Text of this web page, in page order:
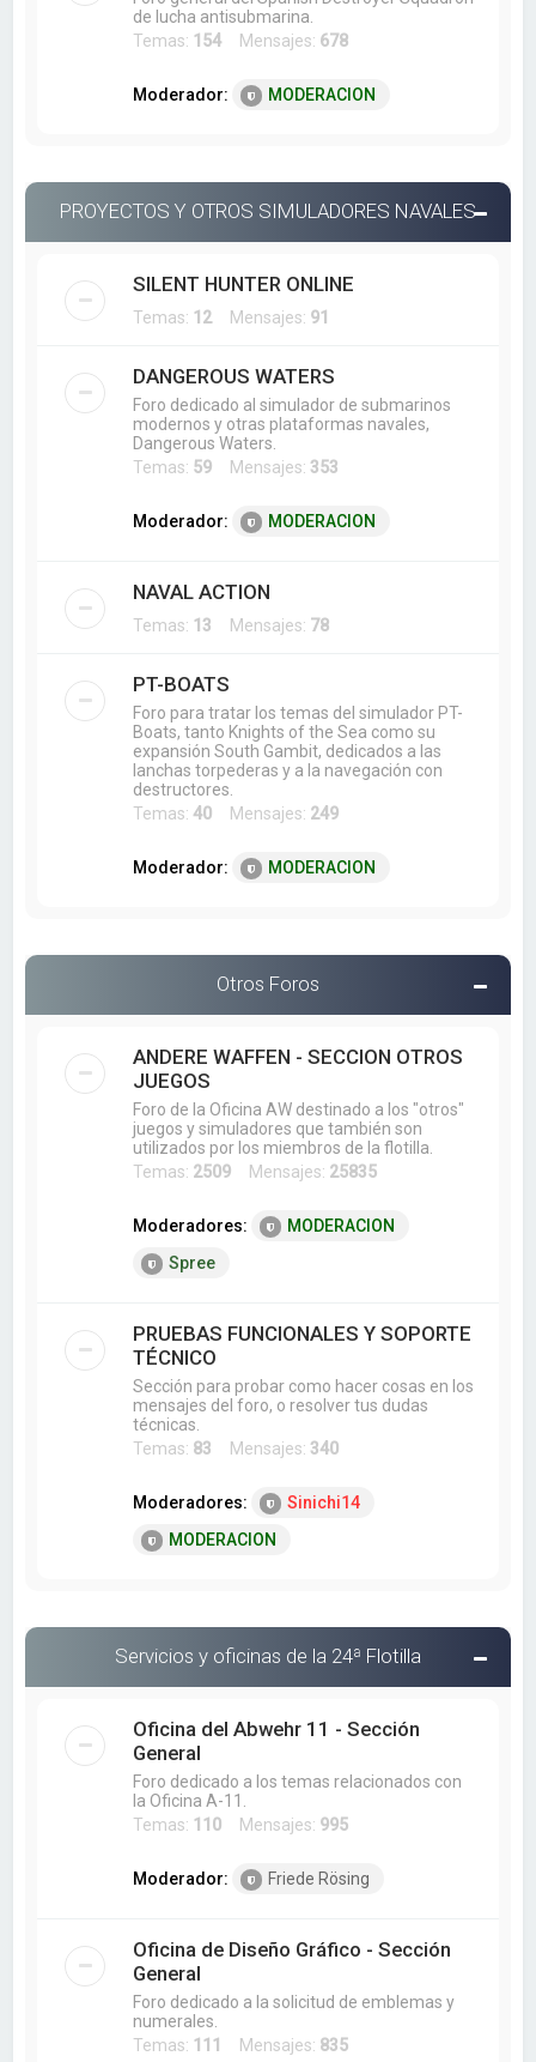
de lucha antisubmarina.
Temas: 154 Mensajes: 678
Moderador: MODERACION
PROYECTOS Y OTROS SIMULADORES NAVALES
SILENT HUNTER ONLINE
Temas: 12Mensajes: 91
DANGEROUS WATERS
Foro dedicado al simulador de submarinos
modernos y otras plataformas navales,
Dangerous Waters.
Temas: 59 Mensajes: 353
Moderador: MODERACION
NAVAL ACTION
Temas: 13 Mensajes: 78
PT-BOATS
Foro para tratar los temas del simulador PT-
Boats, tanto Knights of the Sea como su
expansión South Gambit, dedicados a las
lanchas torpederas y a la navegación con
destructores.
Temas:40 Mensajes: 249
Moderador: MODERACION
Otros Foros
ANDERE WAFFEN - SECCION OTROS
JUEGOS
Foro de la Oficina AW destinado a los "otros"
juegos y simuladores que también son
utilizados por los miembros de la flotilla.
Temas: 2509 Mensajes: 25835
Moderadores:
MODERACION
Spree
PRUEBAS FUNCIONALES Y SOPORTE
TÉCNICO
Sección para probar como hacer cosas en los
mensajes del foro, o resolver tus dudas
técnicas.
Temas: 83 Mensajes: 340
Moderadores:
Sinichi14
MODERACION
Servicios y oficinas de la 24ª Flotilla
Oficina del Abwehr 11 - Sección
General
Foro dedicado a los temas relacionados con
la Oficina A-11.
Temas: 110 Mensajes: 995
Moderador: Friede Rösing
Oficina de Diseño Gráfico - Sección
General
Foro dedicado a la solicitud de emblemas y
numerales.
Temas: 111 Mensajes: 835